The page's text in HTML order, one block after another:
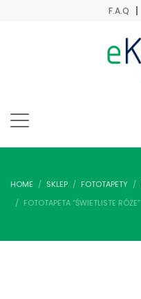
F.A.Q
HOME SKLEP FOTOTAPETY
FOTOTAPETA “ŚWIETLISTE RÓŻE”